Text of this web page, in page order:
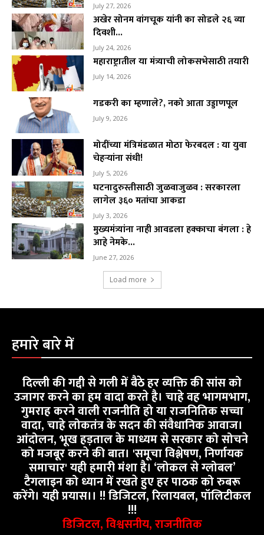
July 27, 2026
अखेर सोनम वांगचूक यांनी का सोडले २६ व्या
दिवशी...
July 24, 2026
महाराष्ट्रातील या मंत्र्याची लोकसभेसाठी तयारी
July 14, 2026
गडकरी का म्हणाले?, नको आता उड्डाणपूल
July 9, 2026
मोदींच्या मंत्रिमंडळात मोठा फेरबदल : या युवा
चेहऱ्यांना संधी!
July 5, 2026
घटनादुरुस्तीसाठी जुळवाजुळव : सरकारला
लागेल ३६० मतांचा आकडा
July 3, 2026
मुख्यमंत्र्यांना नाही आवडला हक्काचा बंगला : हे
आहे नेमके...
June 27, 2026
Load more
हमारे बारे में
दिल्ली की गद्दी से गली में बैठे हर व्यक्ति की सांस को
उजागर करने का हम वादा करते है। चाहे वह भागमभाग,
गुमराह करने वाली राजनीति हो या राजनितिक सच्चा
वादा, चाहे लोकतंत्र के सदन की संवैधानिक आवाज।
आंदोलन, भूख हड़ताल के माध्यम से सरकार को सोचने
को मजबूर करने की बात। 'समूचा विश्लेषण, निर्णायक
समाचार' यही हमारी मंशा है। ‘लोकल से ग्लोबल’
टैगलाइन को ध्यान में रखते हुए हर पाठक को रुबरू
करेंगे। यही प्रयास।। !! डिजिटल, रिलायबल, पॉलिटीकल
!!!
डिजिटल, विश्वसनीय, राजनीतिक